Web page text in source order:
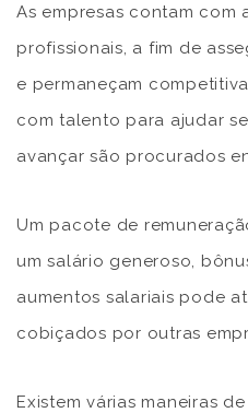
As empresas contam com
profissionais, a fim de
e permaneçam
com talento para ajudar
avançar são procurados
Um pacote de
um salário generoso,
aumentos salariais pode
cobiçados por outras
Existem várias maneiras